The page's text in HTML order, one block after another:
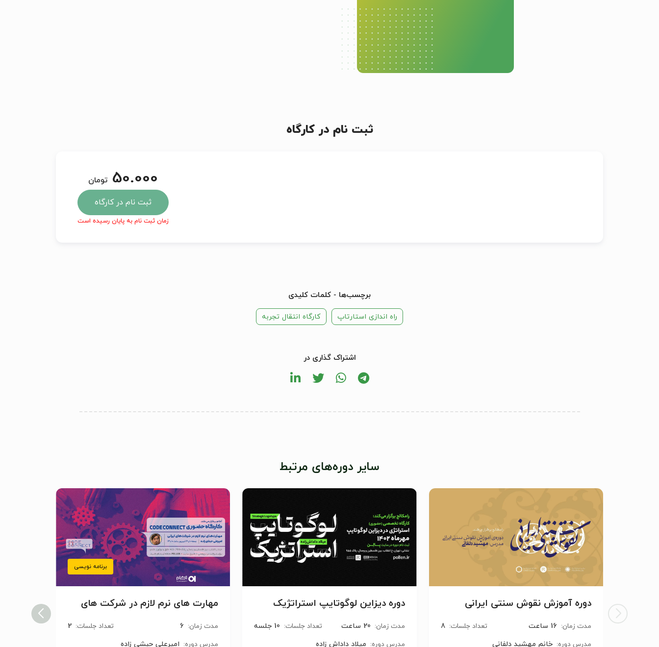
ثبت نام در کارگاه
50.000 تومان
ثبت نام در کارگاه
زمان ثبت نام به پایان رسیده است
برچسب‌ها - کلمات کلیدی
راه اندازی استارتاپ کارگاه انتقال تجربه
اشتراک گذاری در
سایر دوره‌های مرتبط
دوره آموزش نقوش سنتی ایرانی
مدت زمان: 16 ساعت تعداد جلسات: 8
مدرس دوره: خانم مهشید دلفانی
دوره دیزاین لوگوتایپ استراتژیک
مدت زمان: 20 ساعت تعداد جلسات: 10 جلسه
مدرس دوره: میلاد داداش زاده
برنامه نویسی
مهارت های نرم لازم در شرکت های
مدت زمان: 6 تعداد جلسات: 2
مدرس دوره: امیرعلی حبشی زاده